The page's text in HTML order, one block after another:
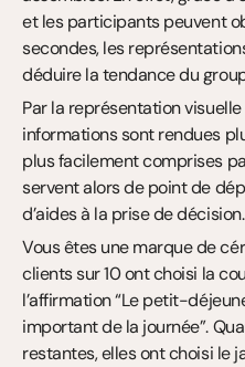
et les participants peuvent
secondes, les
déduire la tendance du
Par la représentation
informations sont rendues
plus facilement comprises
servent alors de point de
d’aides à la prise de décision.
Vous êtes une marque de
clients sur 10 ont choisi la
l’affirmation “Le petit-
important de la journée”.
restantes, elles ont choisi le